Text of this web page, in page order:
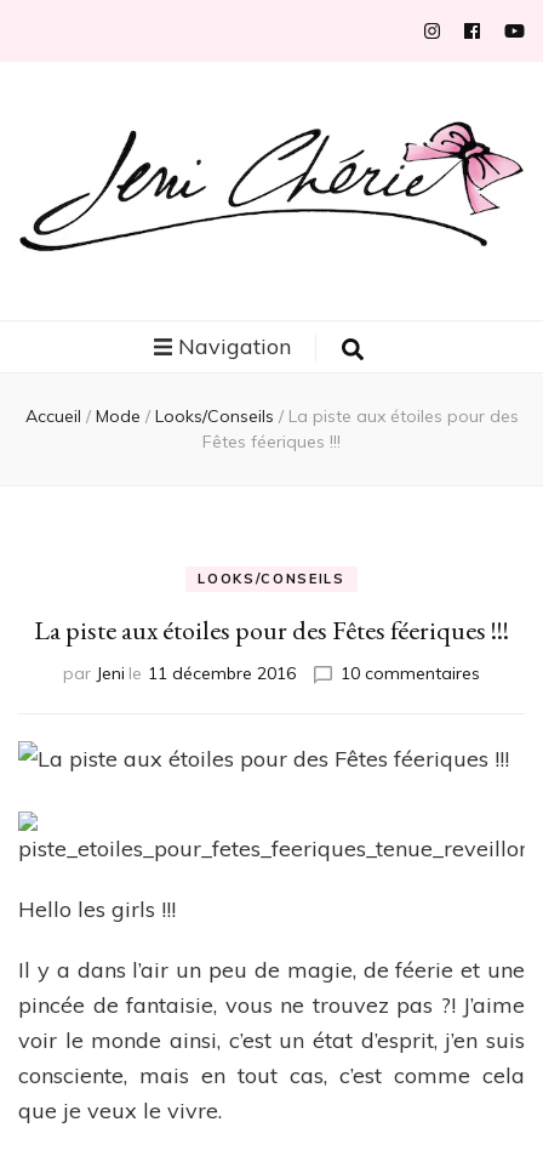
Navigation
Accueil / Mode / Looks/Conseils / La piste aux étoiles pour des
Fêtes féeriques !!!
LOOKS/CONSEILS
La piste aux étoiles pour des Fêtes féeriques !!!
par Jeni le 11 décembre 2016 10 commentaires
aux
Fêtes
Hello les girls !!!
Il y a dans l’air un peu de magie, de féerie et une
pincée de fantaisie, vous ne trouvez pas ?! J’aime
voir le monde ainsi, c’est un état d’esprit, j’en suis
consciente, mais en tout cas, c’est comme cela
que je veux le vivre.